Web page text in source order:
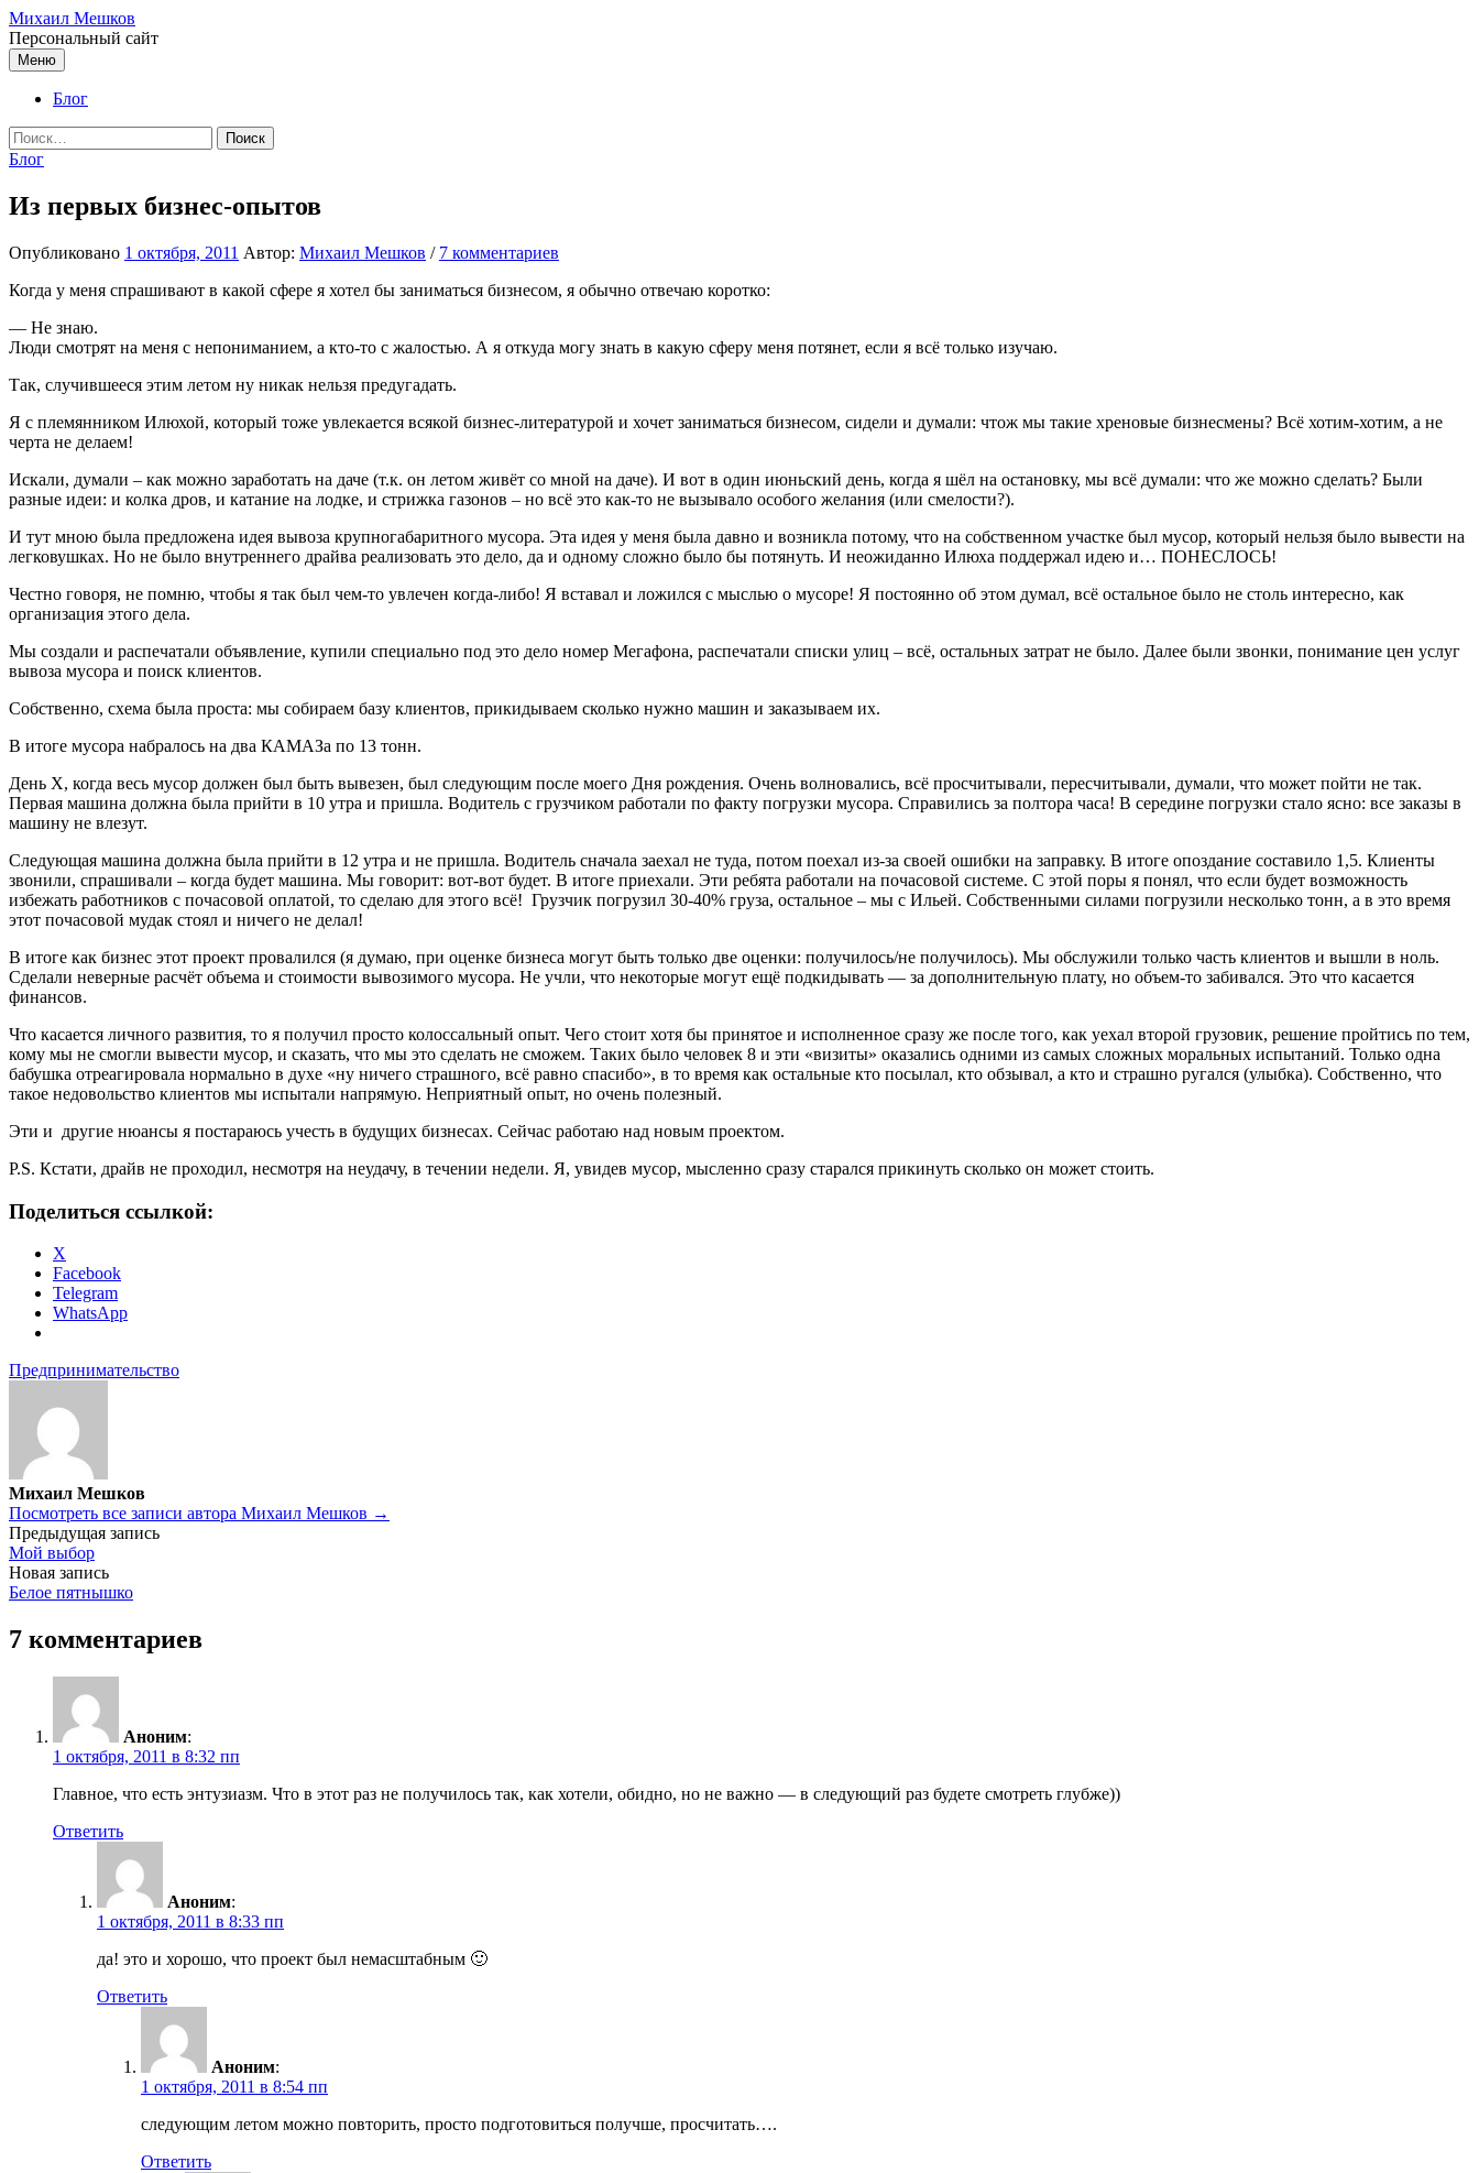
Перейти
к
содержимому
Михаил Мешков
Персональный сайт
Меню
Блог
Найти:
Блог
Из первых бизнес-опытов
Опубликовано 1 октября, 2011 Автор: Михаил Мешков / 7 комментариев
Когда у меня спрашивают в какой сфере я хотел бы заниматься бизнесом, я обычно отвечаю коротко:
— Не знаю.
Люди смотрят на меня с непониманием, а кто-то с жалостью. А я откуда могу знать в какую сферу меня потянет, если я всё только изучаю.
Так, случившееся этим летом ну никак нельзя предугадать.
Я с племянником Илюхой, который тоже увлекается всякой бизнес-литературой и хочет заниматься бизнесом, сидели и думали: чтож мы такие хреновые бизнесмены? Всё хотим-хотим, а не
черта не делаем!
Искали, думали – как можно заработать на даче (т.к. он летом живёт со мной на даче). И вот в один июньский день, когда я шёл на остановку, мы всё думали: что же можно сделать? Были
разные идеи: и колка дров, и катание на лодке, и стрижка газонов – но всё это как-то не вызывало особого желания (или смелости?).
И тут мною была предложена идея вывоза крупногабаритного мусора. Эта идея у меня была давно и возникла потому, что на собственном участке был мусор, который нельзя было вывести на
легковушках. Но не было внутреннего драйва реализовать это дело, да и одному сложно было бы потянуть. И неожиданно Илюха поддержал идею и… ПОНЕСЛОСЬ!
Честно говоря, не помню, чтобы я так был чем-то увлечен когда-либо! Я вставал и ложился с мыслью о мусоре! Я постоянно об этом думал, всё остальное было не столь интересно, как
организация этого дела.
Мы создали и распечатали объявление, купили специально под это дело номер Мегафона, распечатали списки улиц – всё, остальных затрат не было. Далее были звонки, понимание цен услуг
вывоза мусора и поиск клиентов.
Собственно, схема была проста: мы собираем базу клиентов, прикидываем сколько нужно машин и заказываем их.
В итоге мусора набралось на два КАМАЗа по 13 тонн.
День X, когда весь мусор должен был быть вывезен, был следующим после моего Дня рождения. Очень волновались, всё просчитывали, пересчитывали, думали, что может пойти не так.
Первая машина должна была прийти в 10 утра и пришла. Водитель с грузчиком работали по факту погрузки мусора. Справились за полтора часа! В середине погрузки стало ясно: все заказы в
машину не влезут.
Следующая машина должна была прийти в 12 утра и не пришла. Водитель сначала заехал не туда, потом поехал из-за своей ошибки на заправку. В итоге опоздание составило 1,5. Клиенты
звонили, спрашивали – когда будет машина. Мы говорит: вот-вот будет. В итоге приехали. Эти ребята работали на почасовой системе. С этой поры я понял, что если будет возможность
избежать работников с почасовой оплатой, то сделаю для этого всё! Грузчик погрузил 30-40% груза, остальное – мы с Ильей. Собственными силами погрузили несколько тонн, а в это время
этот почасовой мудак стоял и ничего не делал!
В итоге как бизнес этот проект провалился (я думаю, при оценке бизнеса могут быть только две оценки: получилось/не получилось). Мы обслужили только часть клиентов и вышли в ноль.
Сделали неверные расчёт объема и стоимости вывозимого мусора. Не учли, что некоторые могут ещё подкидывать — за дополнительную плату, но объем-то забивался. Это что касается
финансов.
Что касается личного развития, то я получил просто колоссальный опыт. Чего стоит хотя бы принятое и исполненное сразу же после того, как уехал второй грузовик, решение пройтись по тем,
кому мы не смогли вывести мусор, и сказать, что мы это сделать не сможем. Таких было человек 8 и эти «визиты» оказались одними из самых сложных моральных испытаний. Только одна
бабушка отреагировала нормально в духе «ну ничего страшного, всё равно спасибо», в то время как остальные кто посылал, кто обзывал, а кто и страшно ругался (улыбка). Собственно, что
такое недовольство клиентов мы испытали напрямую. Неприятный опыт, но очень полезный.
Эти и другие нюансы я постараюсь учесть в будущих бизнесах. Сейчас работаю над новым проектом.
P.S. Кстати, драйв не проходил, несмотря на неудачу, в течении недели. Я, увидев мусор, мысленно сразу старался прикинуть сколько он может стоить.
Поделиться ссылкой:
X
Facebook
Telegram
WhatsApp
Предпринимательство
Михаил Мешков
Посмотреть все записи автора Михаил Мешков →
Навигация
по
записям
Предыдущая запись
Мой выбор
Новая запись
Белое пятнышко
7 комментариев
Аноним:
1 октября, 2011 в 8:32 пп
Главное, что есть энтузиазм. Что в этот раз не получилось так, как хотели, обидно, но не важно — в следующий раз будете смотреть глубже))
Ответить
Аноним:
1 октября, 2011 в 8:33 пп
да! это и хорошо, что проект был немасштабным 🙂
Ответить
Аноним:
1 октября, 2011 в 8:54 пп
следующим летом можно повторить, просто подготовиться получше, просчитать….
Ответить